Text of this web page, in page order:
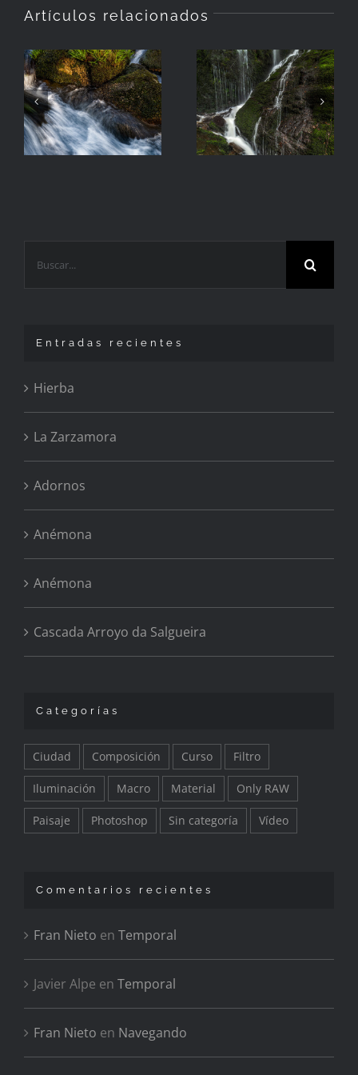
Artículos relacionados
Hierba
Cascada
Arroyo da
Salgueira
Entradas recientes
Hierba
La Zarzamora
Adornos
Anémona
Anémona
Cascada Arroyo da Salgueira
Categorías
Ciudad Composición Curso Filtro
Iluminación Macro Material Only RAW
Paisaje Photoshop Sin categoría Vídeo
Comentarios recientes
Fran Nieto en Temporal
Javier Alpe en Temporal
Fran Nieto en Navegando